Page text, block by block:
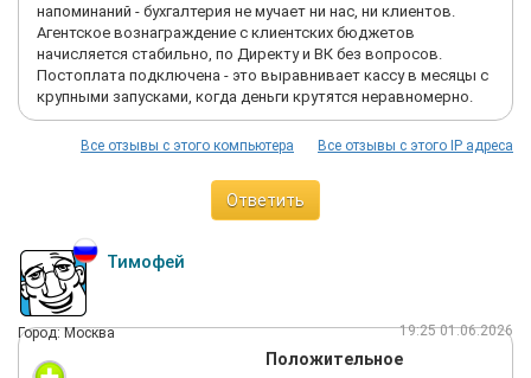
напоминаний - бухгалтерия не мучает ни нас, ни клиентов.
Агентское вознаграждение с клиентских бюджетов
начисляется стабильно, по Директу и ВК без вопросов.
Постоплата подключена - это выравнивает кассу в месяцы с
крупными запусками, когда деньги крутятся неравномерно.
Все отзывы с этого IP адреса
Все отзывы с этого компьютера
Ответить
Тимофей
Город: Москва 19:25 01.06.2026
Положительное